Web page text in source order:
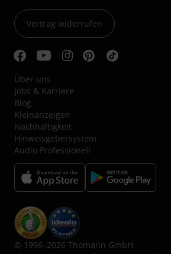
Vertrag widerrufen
Über uns
Jobs & Karriere
Blog
Kleinanzeigen
Nachhaltigkeit
Hinweisgebersystem
Audio Professionell
© 1996–2026 Thomann GmbH.